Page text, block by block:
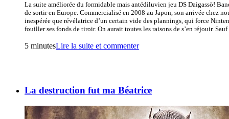
La suite améliorée du formidable mais antédiluvien jeu DS Daigassō!
de sortir en Europe. Commercialisé en 2008 au Japon, son arrivée chez
inespérée que révélatrice d’un certain vide des plannings, qui force
fouiller ses fonds de tiroir. On aurait toutes les raisons de s’en réjouir. Sauf
5 minutesLire la suite et commenter
La destruction fut ma Béatrice